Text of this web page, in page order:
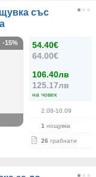
със
54.40€
64.00€
106.40лв
125.17лв
на човек
2.08-10.09
1 нощувка
26 грабнати
-15%